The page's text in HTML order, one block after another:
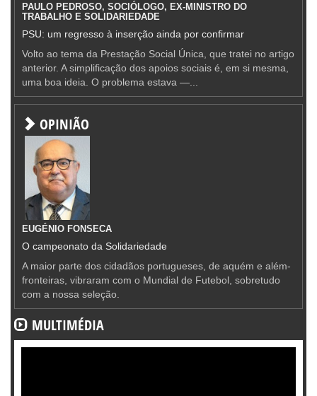
PAULO PEDROSO, SOCIÓLOGO, EX-MINISTRO DO
TRABALHO E SOLIDARIEDADE
PSU: um regresso à inserção ainda por confirmar
Volto ao tema da Prestação Social Única, que tratei no artigo
anterior. A simplificação dos apoios sociais é, em si mesma,
uma boa ideia. O problema estava —...
OPINIÃO
EUGÉNIO FONSECA
O campeonato da Solidariedade
A maior parte dos cidadãos portugueses, de aquém e além-
fronteiras, vibraram com o Mundial de Futebol, sobretudo
com a nossa seleção.
MULTIMÉDIA